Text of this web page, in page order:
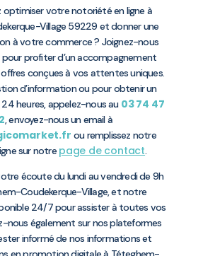
optimiser votre notoriété en ligne à
Village 59229 et donner une
à votre commerce ? Joignez-nous
profiter d’un accompagnement
conçues à vos attentes uniques.
d’information ou pour obtenir un
heures, appelez-nous au 03 74 47
, envoyez-nous un email à
ou remplissez notre
sur notre page de contact.
écoute du lundi au vendredi de 9h
Coudekerque-Village, et notre
24/7 pour assister à toutes vos
nous également sur nos plateformes
informé de nos informations et